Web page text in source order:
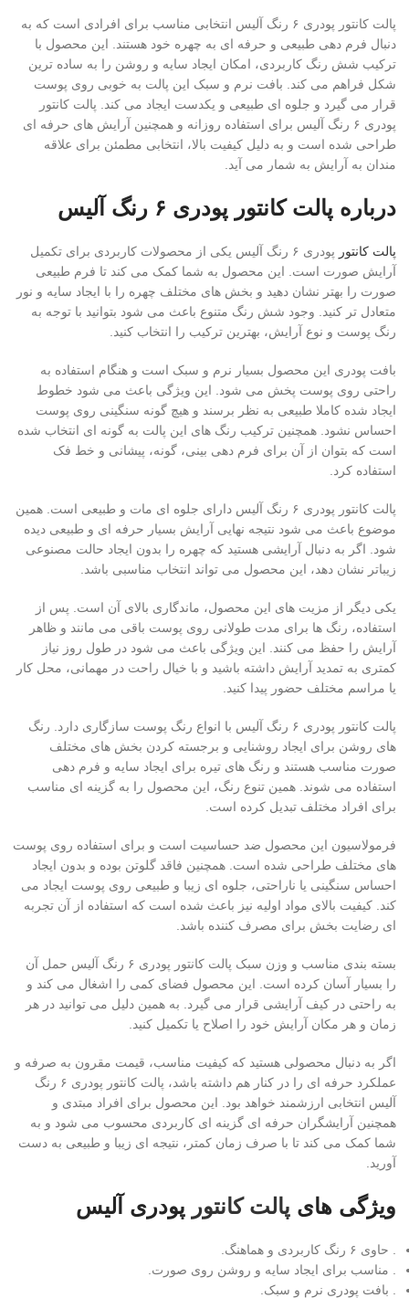
پالت کانتور پودری ۶ رنگ آلیس انتخابی مناسب برای افرادی است که به
دنبال فرم دهی طبیعی و حرفه ای به چهره خود هستند. این محصول با
ترکیب شش رنگ کاربردی، امکان ایجاد سایه و روشن را به ساده ترین
شکل فراهم می کند. بافت نرم و سبک این پالت به خوبی روی پوست
قرار می گیرد و جلوه ای طبیعی و یکدست ایجاد می کند. پالت کانتور
پودری ۶ رنگ آلیس برای استفاده روزانه و همچنین آرایش های حرفه ای
طراحی شده است و به دلیل کیفیت بالا، انتخابی مطمئن برای علاقه
مندان به آرایش به شمار می آید.
درباره پالت کانتور پودری ۶ رنگ آلیس
پالت کانتور
پودری ۶ رنگ آلیس یکی از محصولات کاربردی برای تکمیل
آرایش صورت است. این محصول به شما کمک می کند تا فرم طبیعی
صورت را بهتر نشان دهید و بخش های مختلف چهره را با ایجاد سایه و نور
متعادل تر کنید. وجود شش رنگ متنوع باعث می شود بتوانید با توجه به
رنگ پوست و نوع آرایش، بهترین ترکیب را انتخاب کنید.
بافت پودری این محصول بسیار نرم و سبک است و هنگام استفاده به
راحتی روی پوست پخش می شود. این ویژگی باعث می شود خطوط
ایجاد شده کاملا طبیعی به نظر برسند و هیچ گونه سنگینی روی پوست
احساس نشود. همچنین ترکیب رنگ های این پالت به گونه ای انتخاب شده
است که بتوان از آن برای فرم دهی بینی، گونه، پیشانی و خط فک
استفاده کرد.
پالت کانتور پودری ۶ رنگ آلیس دارای جلوه ای مات و طبیعی است. همین
موضوع باعث می شود نتیجه نهایی آرایش بسیار حرفه ای و طبیعی دیده
شود. اگر به دنبال آرایشی هستید که چهره را بدون ایجاد حالت مصنوعی
زیباتر نشان دهد، این محصول می تواند انتخاب مناسبی باشد.
یکی دیگر از مزیت های این محصول، ماندگاری بالای آن است. پس از
استفاده، رنگ ها برای مدت طولانی روی پوست باقی می مانند و ظاهر
آرایش را حفظ می کنند. این ویژگی باعث می شود در طول روز نیاز
کمتری به تمدید آرایش داشته باشید و با خیال راحت در مهمانی، محل کار
یا مراسم مختلف حضور پیدا کنید.
پالت کانتور پودری ۶ رنگ آلیس با انواع رنگ پوست سازگاری دارد. رنگ
های روشن برای ایجاد روشنایی و برجسته کردن بخش های مختلف
صورت مناسب هستند و رنگ های تیره برای ایجاد سایه و فرم دهی
استفاده می شوند. همین تنوع رنگ، این محصول را به گزینه ای مناسب
برای افراد مختلف تبدیل کرده است.
فرمولاسیون این محصول ضد حساسیت است و برای استفاده روی پوست
های مختلف طراحی شده است. همچنین فاقد گلوتن بوده و بدون ایجاد
احساس سنگینی یا ناراحتی، جلوه ای زیبا و طبیعی روی پوست ایجاد می
کند. کیفیت بالای مواد اولیه نیز باعث شده است که استفاده از آن تجربه
ای رضایت بخش برای مصرف کننده باشد.
بسته بندی مناسب و وزن سبک پالت کانتور پودری ۶ رنگ آلیس حمل آن
را بسیار آسان کرده است. این محصول فضای کمی را اشغال می کند و
به راحتی در کیف آرایشی قرار می گیرد. به همین دلیل می توانید در هر
زمان و هر مکان آرایش خود را اصلاح یا تکمیل کنید.
اگر به دنبال محصولی هستید که کیفیت مناسب، قیمت مقرون به صرفه و
عملکرد حرفه ای را در کنار هم داشته باشد، پالت کانتور پودری ۶ رنگ
آلیس انتخابی ارزشمند خواهد بود. این محصول برای افراد مبتدی و
همچنین آرایشگران حرفه ای گزینه ای کاربردی محسوب می شود و به
شما کمک می کند تا با صرف زمان کمتر، نتیجه ای زیبا و طبیعی به دست
آورید.
ویژگی های پالت کانتور پودری آلیس
. حاوی ۶ رنگ کاربردی و هماهنگ.
. مناسب برای ایجاد سایه و روشن روی صورت.
. بافت پودری نرم و سبک.